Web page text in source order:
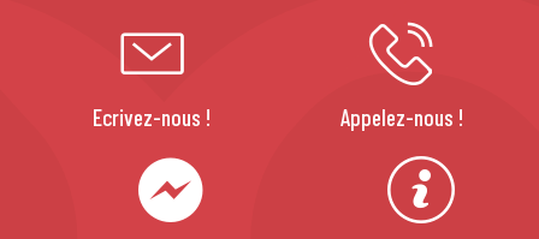
Ecrivez-nous ! Appelez-nous !